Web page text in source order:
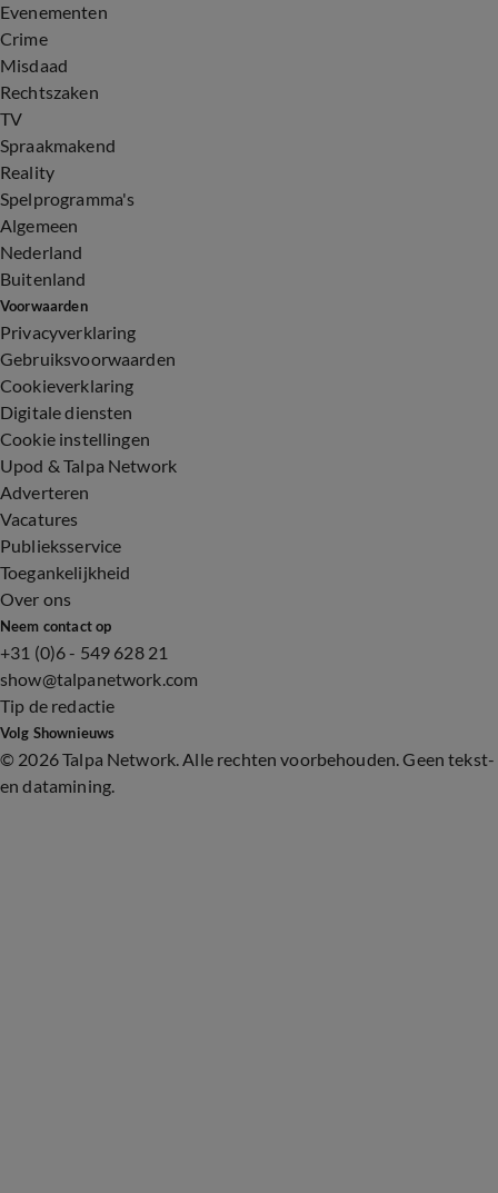
Evenementen
Crime
Misdaad
Rechtszaken
TV
Spraakmakend
Reality
Spelprogramma's
Algemeen
Nederland
Buitenland
Voorwaarden
Privacyverklaring
Gebruiksvoorwaarden
Cookieverklaring
Digitale diensten
Cookie instellingen
Upod & Talpa Network
Adverteren
Vacatures
Publieksservice
Toegankelijkheid
Over ons
Neem contact op
+31 (0)6 - 549 628 21
show@talpanetwork.com
Tip de redactie
Volg Shownieuws
© 2026 Talpa Network. Alle rechten voorbehouden. Geen tekst-
en datamining.